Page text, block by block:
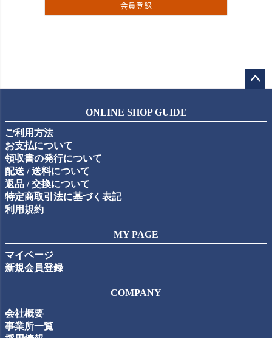
会員登録
ップ
ONLINE SHOP GUIDE
ご利用方法
お支払について
領収書の発行について
配送 / 送料について
返品 / 交換について
特定商取引法に基づく表記
利用規約
MY PAGE
マイページ
新規会員登録
COMPANY
会社概要
事業所一覧